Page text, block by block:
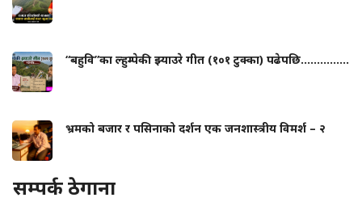
“बहुवि”का ल्हुम्पेकी झ्याउरे गीत (१०१ टुक्का) पढेपछि...............
भ्रमको बजार र पसिनाको दर्शन एक जनशास्त्रीय विमर्श – २
सम्पर्क ठेगाना